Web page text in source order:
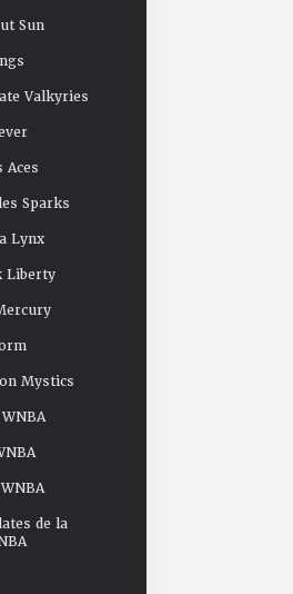
Sun
Valkyries
Aces
Sparks
Lynx
Liberty
Mystics
de la